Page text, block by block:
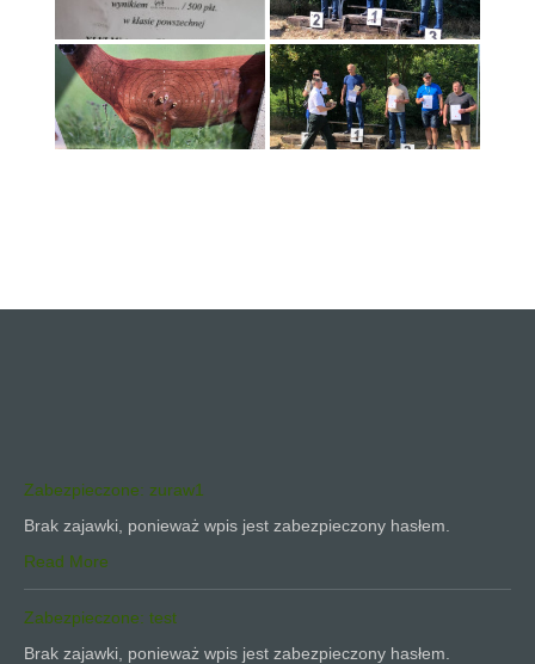
Zabezpieczone: zuraw1
Brak zajawki, ponieważ wpis jest zabezpieczony hasłem.
Read More
Zabezpieczone: test
Brak zajawki, ponieważ wpis jest zabezpieczony hasłem.